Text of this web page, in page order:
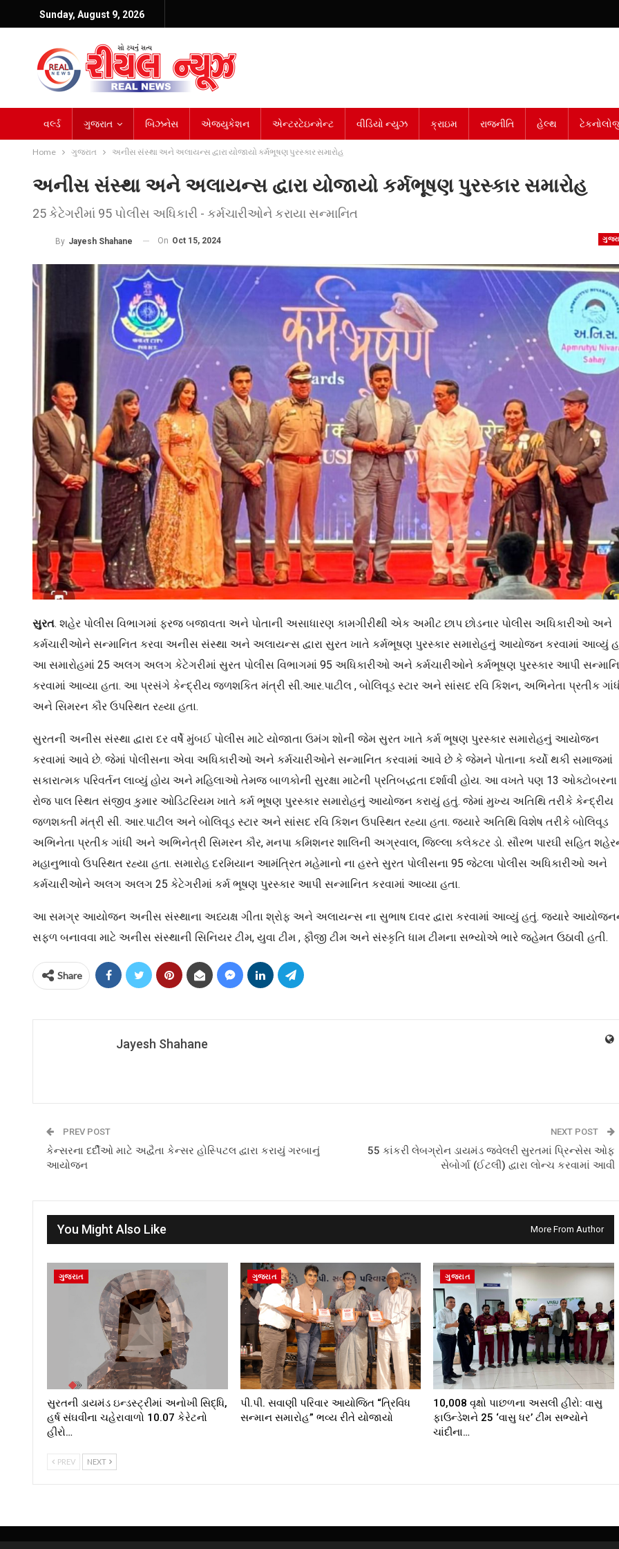
Sunday, August 9, 2026
વર્લ્ડ ગુજરાત બિઝનેસ એજ્યુકેશન એન્ટરટેઇન્મેન્ટ વીડિયો ન્યુઝ ક્રાઇમ રાજનીતિ હેલ્થ
Home ગુજરાત અનીસ સંસ્થા અને અલાયન્સ દ્વારા યોજાયો કર્મભૂષણ પુરસ્કાર સમારોહ
અનીસ સંસ્થા અને અલાયન્સ દ્વારા યોજાયો કર્મભૂષણ પુરસ્કાર સમારોહ
25 કેટેગરીમાં 95 પોલીસ અધિકારી - કર્મચારીઓને કરાયા સન્માનિત
By Jayesh Shahane On Oct 15, 2024
સુરત. શહેર પોલીસ વિભાગમાં ફરજ બજાવતા અને પોતાની અસાધારણ કામગીરીથી એક અમીટ છાપ છોડનાર પોલીસ અધિકારીઓ અને
કર્મચારીઓને સન્માનિત કરવા અનીસ સંસ્થા અને અલાયન્સ દ્વારા સુરત ખાતે કર્મભૂષણ પુરસ્કાર સમારોહનું આયોજન કરવામાં આવ્યું
આ સમારોહમાં 25 અલગ અલગ કેટેગરીમાં સુરત પોલીસ વિભાગમાં 95 અધિકારીઓ અને કર્મચારીઓને કર્મભૂષણ પુરસ્કાર આપી
કરવામાં આવ્યા હતા. આ પ્રસંગે કેન્દ્રીય જળશકિત મંત્રી સી.આર.પાટીલ , બોલિવૂડ સ્ટાર અને સાંસદ રવિ કિશન, અભિનેતા પ્રતીક
અને સિમરન કૌર ઉપસ્થિત રહ્યા હતા.
સુરતની અનીસ સંસ્થા દ્વારા દર વર્ષે મુંબઈ પોલીસ માટે યોજાતા ઉમંગ શોની જેમ સુરત ખાતે કર્મ ભૂષણ પુરસ્કાર સમારોહનું આયોજન
કરવામાં આવે છે. જેમાં પોલીસના એવા અધિકારીઓ અને કર્મચારીઓને સન્માનિત કરવામાં આવે છે કે જેમને પોતાના કર્યો થકી સમાજમાં
સકારાત્મક પરિવર્તન લાવ્યું હોય અને મહિલાઓ તેમજ બાળકોની સુરક્ષા માટેની પ્રતિબદ્ધતા દર્શાવી હોય. આ વખતે પણ 13 ઓક્ટોબરના
રોજ પાલ સ્થિત સંજીવ કુમાર ઓડિટરિયમ ખાતે કર્મ ભૂષણ પુરસ્કાર સમારોહનું આયોજન કરાયું હતું. જેમાં મુખ્ય અતિથિ તરીકે કેન્દ્રીય
જળશક્તી મંત્રી સી. આર.પાટીલ અને બોલિવૂડ સ્ટાર અને સાંસદ રવિ કિશન ઉપસ્થિત રહ્યા હતા. જ્યારે અતિથિ વિશેષ તરીકે બોલિવૂડ
અભિનેતા પ્રતીક ગાંધી અને અભિનેત્રી સિમરન કૌર, મનપા કમિશનર શાલિની અગ્રવાલ, જિલ્લા કલેકટર ડો. સૌરભ પારઘી સહિત
મહાનુભાવો ઉપસ્થિત રહ્યા હતા. સમારોહ દરમિયાન આમંત્રિત મહેમાનો ના હસ્તે સુરત પોલીસના 95 જેટલા પોલીસ અધિકારીઓ અને
કર્મચારીઓને અલગ અલગ 25 કેટેગરીમાં કર્મ ભૂષણ પુરસ્કાર આપી સન્માનિત કરવામાં આવ્યા હતા.
આ સમગ્ર આયોજન અનીસ સંસ્થાના અધ્યક્ષ ગીતા શ્રોફ અને અલાયન્સ ના સુભાષ દાવર દ્વારા કરવામાં આવ્યું હતું. જ્યારે
સફળ બનાવવા માટે અનીસ સંસ્થાની સિનિયર ટીમ, યુવા ટીમ , ફૌજી ટીમ અને સંસ્કૃતિ ધામ ટીમના સભ્યોએ ભારે જહેમત ઉઠાવી હતી.
Share
Jayesh Shahane
PREV POST
કેન્સરના દર્દીઓ માટે અદ્વૈતા કેન્સર હોસ્પિટલ દ્વારા કરાયું ગરબાનું
આયોજન
NEXT POST
55 કાંકરી લેબગ્રોન ડાયમંડ જ્વેલરી સુરતમાં પ્રિન્સેસ ઓફ
સેબોર્ગા (ઈટલી) દ્વારા લોન્ચ કરવામાં આવી
You Might Also Like More From Author
ગુજરાત
સુરતની ડાયમંડ ઇન્ડસ્ટ્રીમાં અનોખી સિદ્ધિ,
હર્ષ સંઘવીના ચહેરાવાળો 10.07 કેરેટનો
હીરો…
ગુજરાત
પી.પી. સવાણી પરિવાર આયોજિત “ત્રિવિધ
સન્માન સમારોહ” ભવ્ય રીતે યોજાયો
ગુજરાત
10,008 વૃક્ષો પાછળના અસલી હીરો: વાસુ
ફાઉન્ડેશને 25 ‘વાસુ ધર’ ટીમ સભ્યોને
ચાંદીના…
PREV NEXT